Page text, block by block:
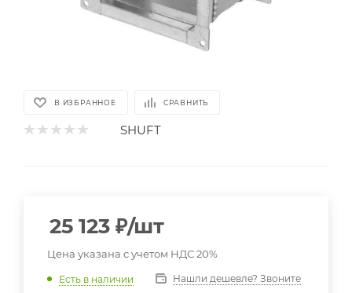
В ИЗБРАННОЕ СРАВНИТЬ
SHUFT
25 123 ₽/шт
Цена указана с учетом НДС 20%
Есть в наличии Нашли дешевле? Звоните